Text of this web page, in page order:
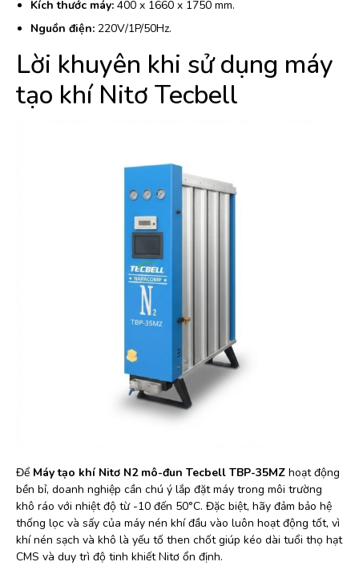
Kích thước máy: 400 x 1660 x 1750 mm.
Nguồn điện: 220V/1P/50Hz.
Lời khuyên khi sử dụng máy
tạo khí Nitơ Tecbell
Để Máy tạo khí Nitơ N2 mô-đun Tecbell TBP-35MZ hoạt động
bền bỉ, doanh nghiệp cần chú ý lắp đặt máy trong môi trường
khô ráo với nhiệt độ từ -10 đến 50°C. Đặc biệt, hãy đảm bảo hệ
thống lọc và sấy của máy nén khí đầu vào luôn hoạt động tốt, vì
khí nén sạch và khô là yếu tố then chốt giúp kéo dài tuổi thọ hạt
CMS và duy trì độ tinh khiết Nitơ ổn định.